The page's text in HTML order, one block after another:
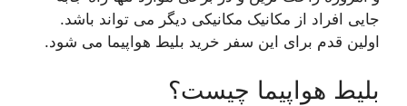
جایی افراد از مکانیک مکانیکی دیگر می تواند باشد.
اولین قدم برای این سفر خرید بلیط هواپیما می شود.
بلیط هواپیما چیست؟